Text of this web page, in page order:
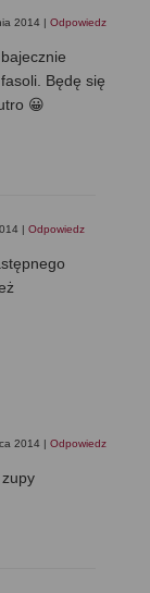
2014 | Odpowiedz
Będę się
😀
| Odpowiedz
2014 | Odpowiedz